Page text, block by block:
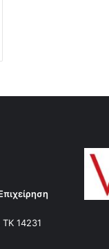
14231